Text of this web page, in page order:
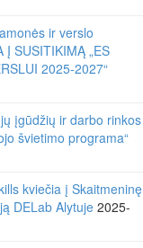
ir verslo
Į SUSITIKIMĄ „ES
2025-2027“
įgūdžių ir darbo rinkos
švietimo programa“
kviečia į Skaitmeninę
DELab Alytuje 2025-